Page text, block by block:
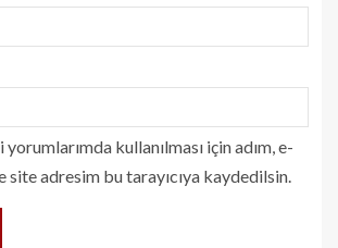
kullanılması için adım, e-
site adresim bu tarayıcıya kaydedilsin.